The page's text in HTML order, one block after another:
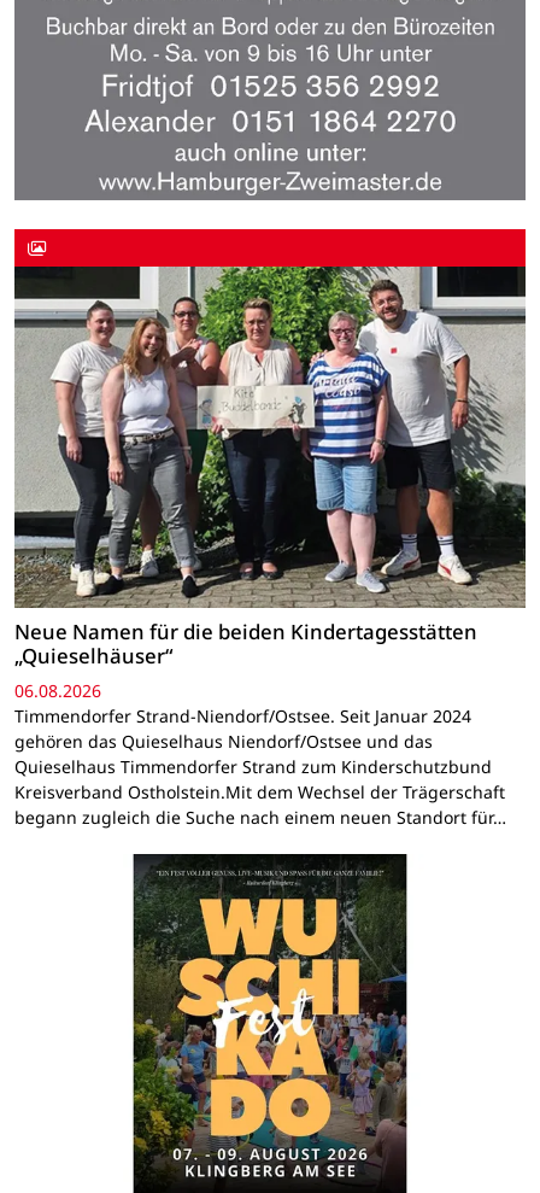
Neue Namen für die beiden Kindertagesstätten
„Quieselhäuser“
06.08.2026
Timmendorfer Strand-Niendorf/Ostsee. Seit Januar 2024
gehören das Quieselhaus Niendorf/Ostsee und das
Quieselhaus Timmendorfer Strand zum Kinderschutzbund
Kreisverband Ostholstein.Mit dem Wechsel der Trägerschaft
begann zugleich die Suche nach einem neuen Standort für…